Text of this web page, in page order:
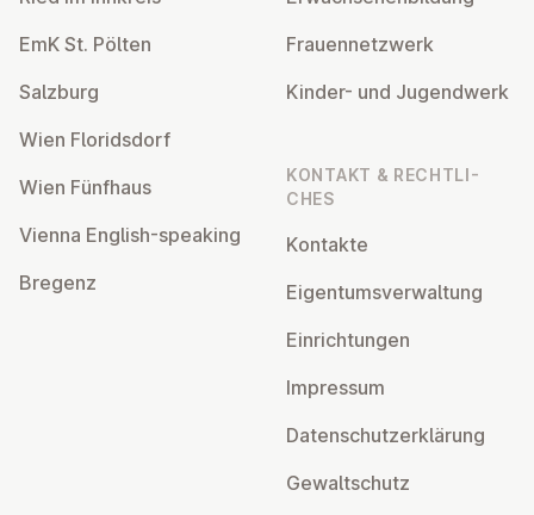
EmK St. Pölten
Salzburg
Wien Flo­rids­dorf
Wien Fünfhaus
Vienna English-speaking
Bregenz
Frau­en­netz­werk
Kinder- und Ju­gend­werk
KONTAKT & RECHT­LI­
CHES
Kontakte
Ei­gen­tums­ver­wal­tung
Ein­rich­tun­gen
Impressum
Da­ten­schutz­er­klä­rung
Ge­walt­schutz